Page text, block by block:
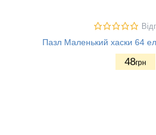
Пазл Маленький хаски 64
48грн